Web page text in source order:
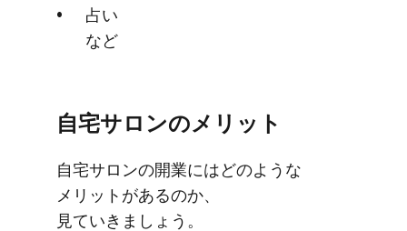
占い
など
自宅サロンの​​メリット
自宅サロンの​​開業には​​どのような​​
メリットが​​あるのか、​
見ていきましょう。